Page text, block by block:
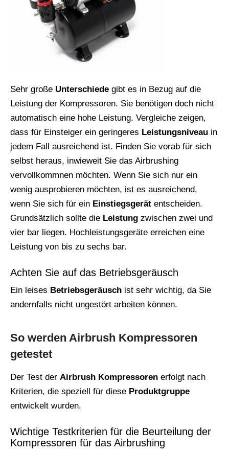
Sehr große Unterschiede gibt es in Bezug auf die
Leistung der Kompressoren. Sie benötigen doch nicht
automatisch eine hohe Leistung. Vergleiche zeigen,
dass für Einsteiger ein geringeres Leistungsniveau in
jedem Fall ausreichend ist. Finden Sie vorab für sich
selbst heraus, inwieweit Sie das Airbrushing
vervollkommnen möchten. Wenn Sie sich nur ein
wenig ausprobieren möchten, ist es ausreichend,
wenn Sie sich für ein Einstiegsgerät entscheiden.
Grundsätzlich sollte die Leistung zwischen zwei und
vier bar liegen. Hochleistungsgeräte erreichen eine
Leistung von bis zu sechs bar.
Achten Sie auf das Betriebsgeräusch
Ein leises Betriebsgeräusch ist sehr wichtig, da Sie
andernfalls nicht ungestört arbeiten können.
So werden Airbrush Kompressoren
getestet
Der Test der Airbrush Kompressoren erfolgt nach
Kriterien, die speziell für diese Produktgruppe
entwickelt wurden.
Wichtige Testkriterien für die Beurteilung der
Kompressoren für das Airbrushing